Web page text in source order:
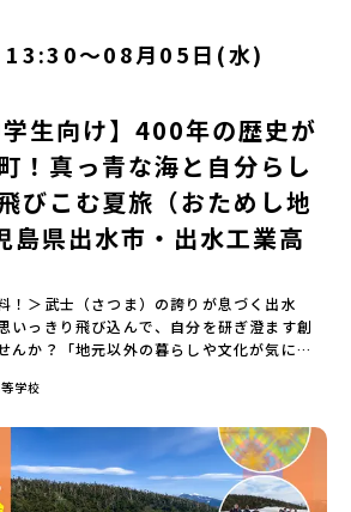
から1週間を目途に、お申し込み時に記入い
宛に「当選／落選メール」をお送りいたし
に記載された「当選確認フォーム」に３日
認フォームの提出をもって参加確定とさせ
認フォームの期日までにご回答いただけな
しとさせていただきます。当選取り消しが
当選者へご連絡させていただきます。登録
ご希望の場合は下記の地域みらい留学公式
します。※受信制限設定をしていると、通
ただけません。その場合は、
メールを受信できるよう設定をお願いいた
別のお問合せにはお答えしておりません
・お申し込みについてお申込はお一人様1回
フォンからお申込ください。申込後の内容
込時は、メールアドレスの入力間違いにご
ついて１室に複数(同性2～4名程度)で宿泊
事アレルギー対応について個別の詳細なア
応えしかねる場合がございます。対応が必
相談ください。・参加取消や急遽参加でき
参加決定後の参加お取り消しはご遠慮下さ
消しの場合はお早めに事務局までご連絡く
」 -さらに仲間や地元の高校生、町の大人
）「アイヌが愛した森を散策するフィー
振り返りワーク」 -みんなで振り返り対話
（PM） 13：30頃プログラム終了-新千歳
着予定です。※天候の状況や参加人数によっ
場合がございます。参加概要【開催場所】
ちょう）【実施日程】7月18日(土)～7月20
た方には6月3日(水) 18：30～20：00に
イン研修」をご案内する予定です。必ず参
合場所・時間】7月18日(土) 12：00 新千歳
歳空港に到着する便で手配ください。【解
(祝月) 15：00頃 新千歳空港※16：00以降
便で手配ください。【対象】中学2年生、中
ハウス ヤント※ドミトリータイプの2段ベ
いただく予定です。【旅行代金】無料※旅
うち、以下の内容が無料となります・宿泊
内のアクティビティ・体験費用・一部の食
者のご負担となります・集合場所までの往
由時間の個人飲食費などの個人的費用【募
し込み多数の場合は抽選の上決定）【参加
の場合は、締め切り後1週間を目途に当落結
【申し込み受付締切】4月30日(木)12：00
にも真っ向から立ち向かい、未知の領域へ
姿勢や、手つかずの大自然の中で一攫千金
砂金掘り」、自らの手で広大な大地を切り
歴史など、夢を追う人々が集まる他の町に
。大樹町では、このフロンティアスピリッ
さな町から宇宙を目指す」という新たな夢
宇宙版シリコンバレー」の実現を目指し、
集まる宇宙港「北海道スペースポート」の
。 この未来への挑戦の精神は、民間企業に
ち上げ成功という形で実を結び、世界有数
として全国・アジア各国からも大きな注目
そんな大樹町の過去から未来へ繋がるフロ
れるアクティビティへ出発！農業からロケ
感し、他では味わえない体験を五感をフル
できます🎵大樹高校は、農業から宇宙まで
！大樹高校の学びは、ただ教室の机に座っ
ん！農業や漁業から、最先端の宇宙科学ま
」 です。先輩たちは「地域探究」の授業
サークル」を通して、学校の外へどんどん
緒にリアルな課題解決にチャレンジしてい
の交流がきっと「未来の自分」のヒントが
〜08月05日(水)
学生向け】400年の歴史が
！真っ青な海と自分らし
びこむ夏旅（おためし地
県出水市・出水工業高
！＞武士（さつま）の誇りが息づく出水
いっきり飛び込んで、自分を研ぎ澄ます創
んか？「地元以外の暮らしや文化が気にな
い！」「自分の進学や将来の可能性をもっ
づくりや工業高校に興味がある！」そんな
すめ！「おためし地域留学」は、日本全国
地域の枠を超えて学校生活を送る「地域みら
るプログラムです。はじめてのひとり旅で
フがしっかりとサポートいたします。今回
県 出水市（いずみし）出水工業高校」出水
学校